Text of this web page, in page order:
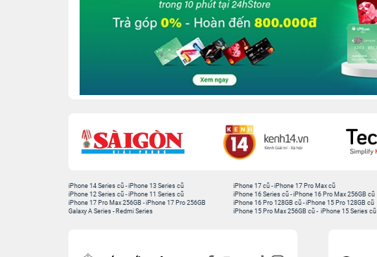
iPhone 14 Series cũ -iPhone 13 Series cũ
iPhone 12 Series cũ -iPhone 11 Series cũ
iPhone 17 Pro Max 256GB -iPhone 17 Pro 256GB
Galaxy A Series - Redmi Series
iPhone 17 cũ -iPhone 17 Pro Max cũ
iPhone 16 Series cũ - iPhone 16 Pro Max 256GB cũ
iPhone 16 Pro 128GB cũ -iPhone 15 Pro 128GB cũ
iPhone 15 Pro Max 256GB cũ - iPhone 15 Series cũ